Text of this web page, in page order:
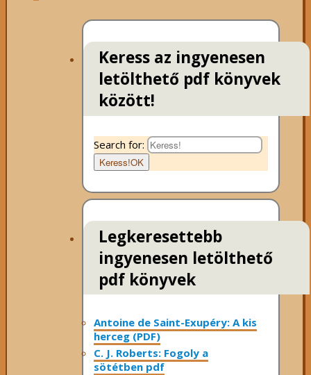
Keress az ingyenesen
letölthető pdf könyvek
között!
Search for:
Keress!OK
Legkeresettebb
ingyenesen letölthető
pdf könyvek
Antoine de Saint-Exupéry: A kis
herceg (PDF)
C. J. Roberts: Fogoly a
sötétben pdf